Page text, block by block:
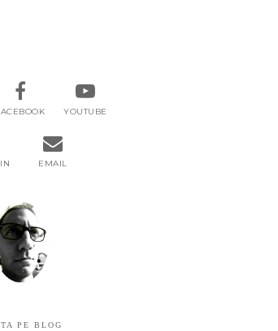
YOUTUBE
EMAIL
PE BLOG